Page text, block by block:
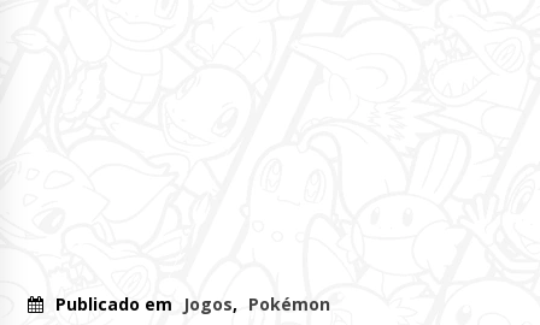
Publicado em Jogos, Pokémon